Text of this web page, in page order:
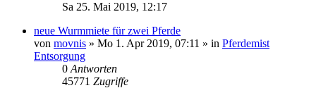
Sa 25. Mai 2019, 12:17
neue Wurmmiete für zwei Pferde
von movnis » Mo 1. Apr 2019, 07:11 » in Pferdemist
Entsorgung
0 Antworten
45771 Zugriffe